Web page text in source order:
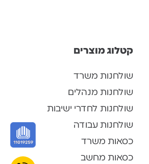
קטלוג מוצרים
שולחנות משרד
שולחנות מנהלים
שולחנות לחדרי ישיבות
שולחנות עבודה
כסאות משרד
כסאות מחשב